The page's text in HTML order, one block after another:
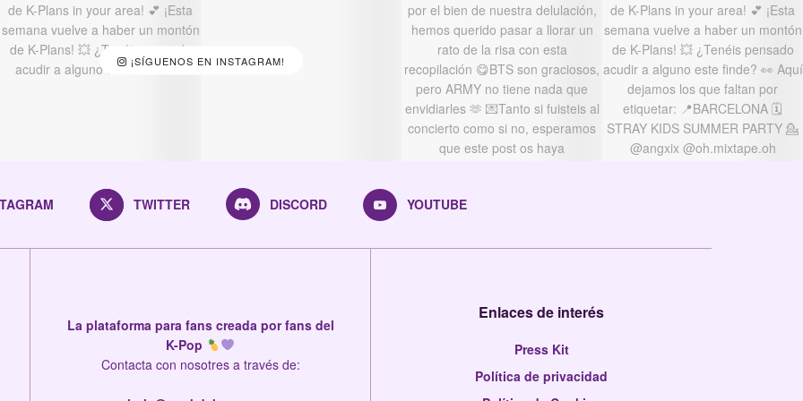
¡SÍGUENOS EN INSTAGRAM!
TWITTER DISCORD YOUTUBE
La plataforma para fans creada por fans del
K-Pop
Contacta con nosotres a través de:
Enlaces de interés
Press Kit
Política de privacidad